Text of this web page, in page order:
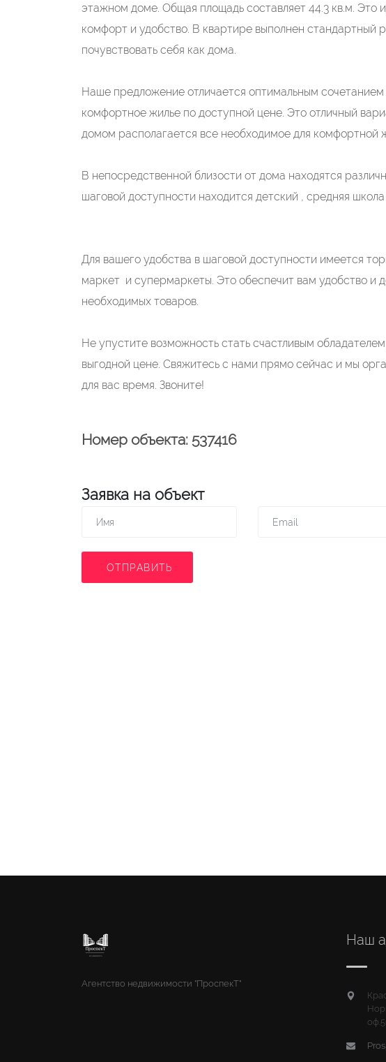
этажном доме. Общая площадь составляет 44.3 кв.м. Это
комфорт и удобство. В квартире выполнен стандартный
почувствовать себя как дома.
Наше предложение отличается оптимальным
комфортное жилье по доступной цене. Это отличный
домом располагается все необходимое для комфортной
В непосредственной близости от дома находятся
шаговой доступности находится детский , средняя школа
Для вашего удобства в шаговой доступности имеется
маркет и супермаркеты. Это обеспечит вам удобство и
необходимых товаров.
Не упустите возможность стать счастливым
выгодной цене. Свяжитесь с нами прямо сейчас и мы
для вас время. Звоните!
Номер объекта: 537416
Заявка на объект
ОТПРАВИТЬ
Агентство недвижимости "ПроспекТ"
Наш